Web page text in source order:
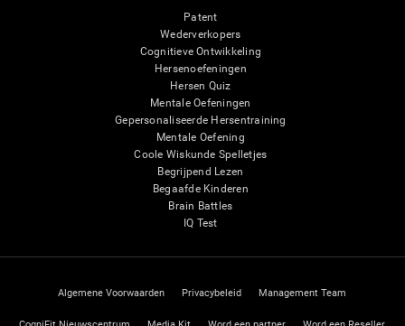
Patent
Wederverkopers
Cognitieve Ontwikkeling
Hersenoefeningen
Hersen Quiz
Mentale Oefeningen
Gepersonaliseerde Hersentraining
Mentale Oefening
Coole Wiskunde Spelletjes
Begrijpend Lezen
Begaafde Kinderen
Brain Battles
IQ Test
Algemene Voorwaarden Privacybeleid Management Team